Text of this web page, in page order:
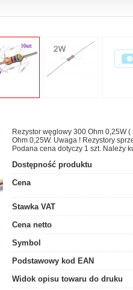
Rezystor węglowy 300 Ohm 0,25W
Ohm 0,25W. Uwaga ! Rezystory
Podana cena dotyczy 1 szt. Należy
Dostępność produktu
Cena
Stawka VAT
Cena netto
Symbol
Podstawowy kod EAN
Widok opisu towaru do druku